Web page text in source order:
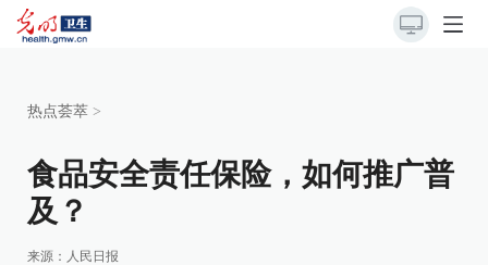
热点荟萃 >
食品安全责任保险，如何推广普
及？
来源： 人民日报